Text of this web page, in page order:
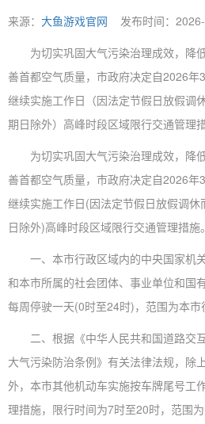
来源： 大鱼游戏官网 发布时间：
为切实巩固大气污染治理成效，降
善首都空气质量，市政府决定自2026年
继续实施工作日（因法定节假日放假调
期日除外）高峰时段区域限行交通管理措
为切实巩固大气污染治理成效，降
善首都空气质量，市政府决定自2026年
继续实施工作日(因法定节假日放假调
日除外)高峰时段区域限行交通管理措施
一、本市行政区域内的中央国家机
和本市所属的社会团体、事业单位和国
每周停驶一天(0时至24时)，范围为本市
二、根据《中华人民共和国道路交
大气污染防治条例》有关法律法规，除
外，本市其他机动车实施按车牌尾号工
理措施，限行时间为7时至20时，范围